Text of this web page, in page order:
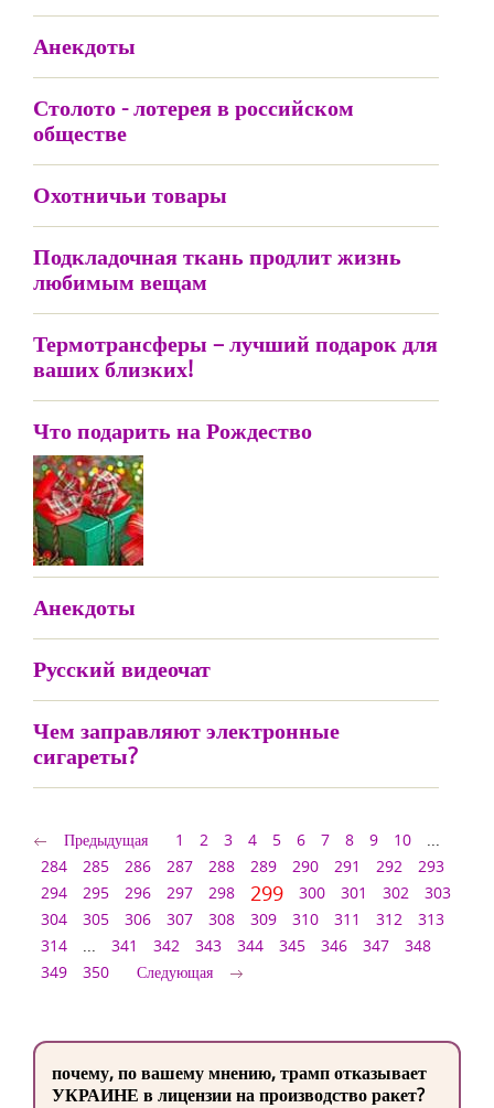
Анекдоты
Столото - лотерея в российском
обществе
Охотничьи товары
Подкладочная ткань продлит жизнь
любимым вещам
Термотрансферы – лучший подарок для
ваших близких!
Что подарить на Рождество
Анекдоты
Русский видеочат
Чем заправляют электронные
сигареты?
Предыдущая 1 2 3 4 5 6 7 8 9 10
...
284
285 286 287 288 289 290 291 292
293
294
295 296 297 298 299 300 301 302
303
304
305 306 307 308 309 310 311 312
313
314
... 341 342 343 344 345 346 347
348
349
350 Следующая
почему, по вашему мнению, трамп отказывает
УКРАИНЕ в лицензии на производство ракет?